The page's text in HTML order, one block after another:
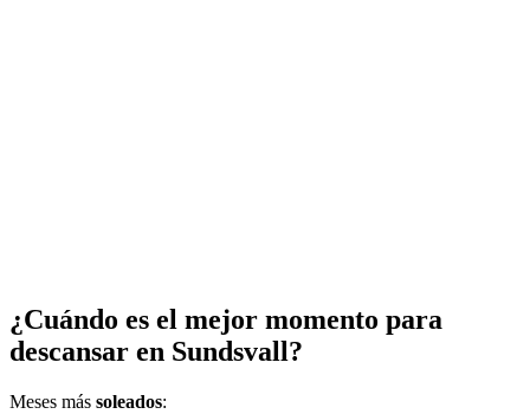
¿Cuándo es el mejor momento para
descansar en Sundsvall?
Meses más soleados: